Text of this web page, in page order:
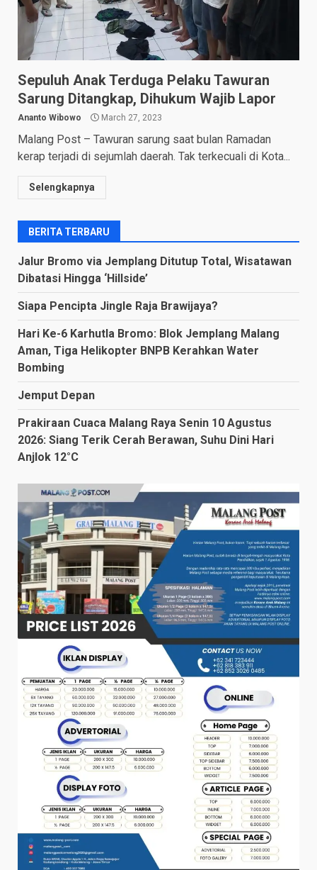
Sepuluh Anak Terduga Pelaku Tawuran
Sarung Ditangkap, Dihukum Wajib Lapor
Ananto Wibowo March 27, 2023
Malang Post – Tawuran sarung saat bulan Ramadan
kerap terjadi di sejumlah daerah. Tak terkecuali di Kota...
Selengkapnya
BERITA TERBARU
Jalur Bromo via Jemplang Ditutup Total, Wisatawan
Dibatasi Hingga ‘Hillside’
Siapa Pencipta Jingle Raja Brawijaya?
Hari Ke-6 Karhutla Bromo: Blok Jemplang Malang
Aman, Tiga Helikopter BNPB Kerahkan Water
Bombing
Jemput Depan
Prakiraan Cuaca Malang Raya Senin 10 Agustus
2026: Siang Terik Cerah Berawan, Suhu Dini Hari
Anjlok 12°C